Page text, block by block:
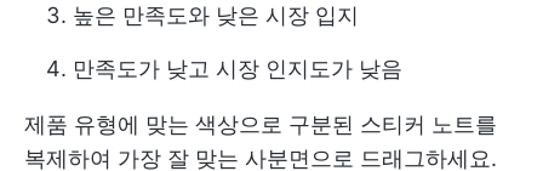
높은 만족도와 낮은 시장 입지
만족도가 낮고 시장 인지도가 낮음
제품 유형에 맞는 색상으로 구분된 스티커 노트를
복제하여 가장 잘 맞는 사분면으로 드래그하세요.